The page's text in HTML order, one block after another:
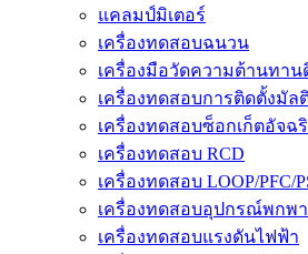
แคลมป์มิเตอร์
เครื่องทดสอบฉนวน
เครื่องมือวัดความต้านทาน
เครื่องทดสอบการติดตั้งมัล
เครื่องทดสอบซ็อกเก็ตอัจฉ
เครื่องทดสอบ RCD
เครื่องทดสอบ LOOP/PFC/
เครื่องทดสอบอุปกรณ์พกพา
เครื่องทดสอบแรงดันไฟฟ้า